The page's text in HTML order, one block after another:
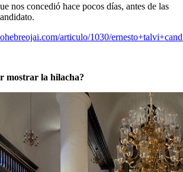
nos concedió hace pocos días, antes de las
articulo/1030/
mostrar la hilacha?